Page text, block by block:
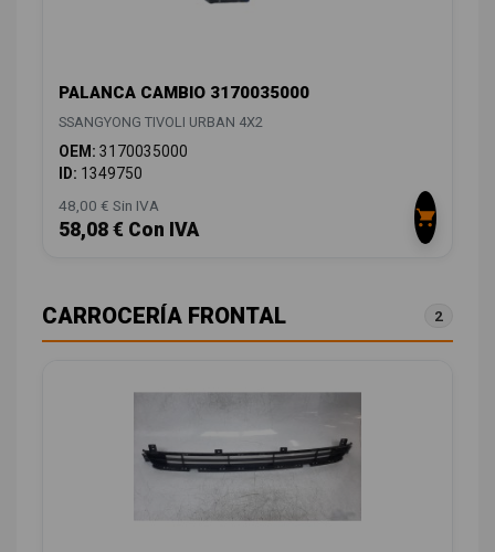
PALANCA CAMBIO 3170035000
SSANGYONG TIVOLI URBAN 4X2
OEM: 3170035000
ID: 1349750
48,00 € Sin IVA
58,08 € Con IVA
CARROCERÍA FRONTAL 2